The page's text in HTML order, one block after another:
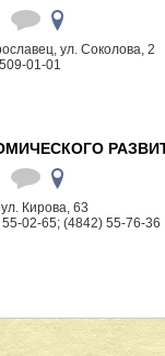
ул. Соколова, 2
01-01
ул. Кирова, 63
02-65; (4842) 55-76-36